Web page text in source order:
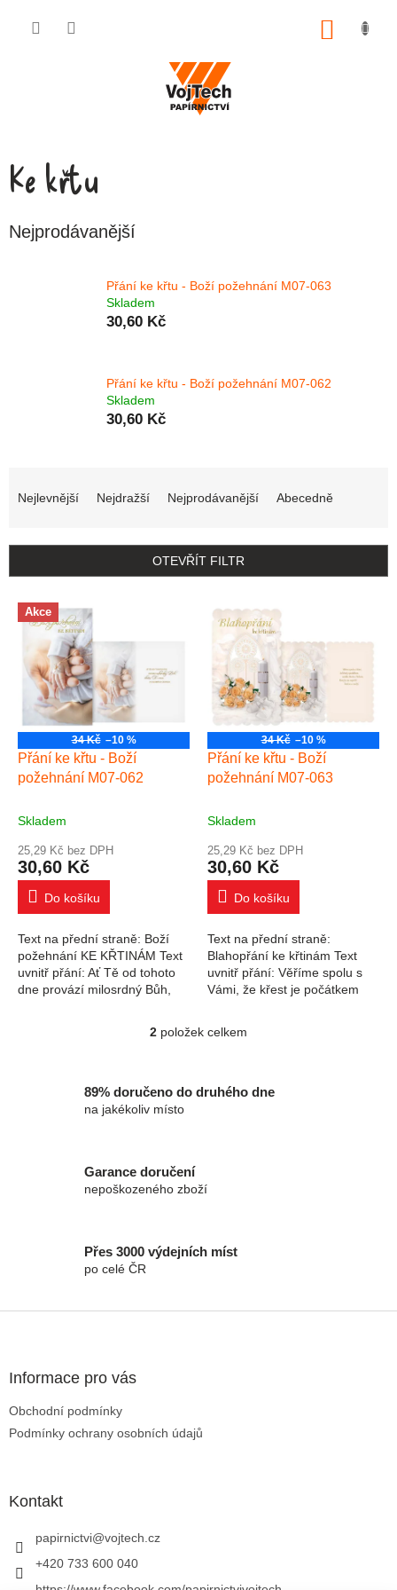
Ke křtu
Nejprodávanější
Přání ke křtu - Boží požehnání M07-063
Skladem
30,60 Kč
Přání ke křtu - Boží požehnání M07-062
Skladem
30,60 Kč
Nejlevnější Nejdražší Nejprodávanější Abecedně
OTEVŘÍT FILTR
Výpis produktů
Akce
34 Kč –10 %
Přání ke křtu - Boží
požehnání M07-062
Skladem
25,29 Kč bez DPH
30,60 Kč
Do košíku
Text na přední straně: Boží
požehnání KE KŘTINÁM Text
uvnitř přání: Ať Tě od tohoto
dne provází milosrdný Bůh,
34 Kč –10 %
Přání ke křtu - Boží
požehnání M07-063
Skladem
25,29 Kč bez DPH
30,60 Kč
Do košíku
Text na přední straně:
Blahopřání ke křtinám Text
uvnitř přání: Věříme spolu s
Vámi, že křest je počátkem
Papír:...
Ovládací prvky výpisu
2 položek celkem
89% doručeno do druhého dne
na jakékoliv místo
Garance doručení
nepoškozeného zboží
Přes 3000 výdejních míst
po celé ČR
Informace pro vás
Obchodní podmínky
Podmínky ochrany osobních údajů
Kontakt
papirnictvi@vojtech.cz
+420 733 600 040